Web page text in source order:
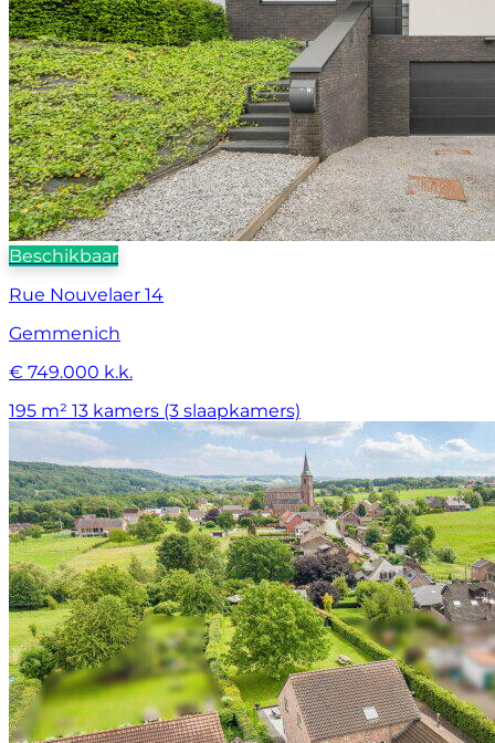
Beschikbaar
Rue Nouvelaer 14
Gemmenich
€ 749.000 k.k.
195 m² 13 kamers (3 slaapkamers)